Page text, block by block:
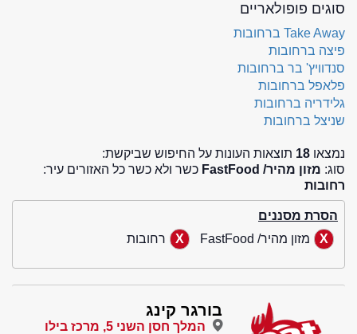
סוגים פופולאריים
Take Away ברחובות
פיצה ברחובות
סנדוויץ' בר ברחובות
פלאפל ברחובות
גלידריה ברחובות
שניצל ברחובות
נמצאו 18 תוצאות העונות על החיפוש שביקשת:
סוג: מזון מהיר/ FastFood
כשר ולא כשר כל האזורים עיר:
רחובות
הסרת מסננים
מזון מהיר/ FastFood
רחובות
בורגר קינג
המלך חסן השני 5, מרכז בילו